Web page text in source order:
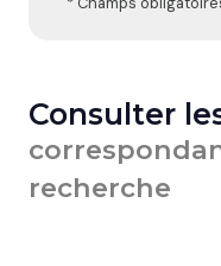
Consulter
recherche